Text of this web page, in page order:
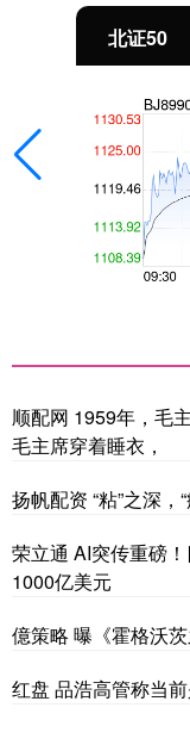
北证50
顺配网 1959年，毛
毛主席穿着睡衣，
扬帆配资 “粘”之深
荣立通 AI突传重磅
1000亿美元
億策略 曝《霍格沃
红盘 品浩高管称当